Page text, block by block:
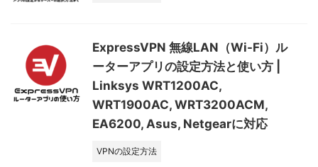
ExpressVPN 無線LAN（Wi-Fi）ル
ーターアプリの設定方法と使い方 |
Linksys WRT1200AC,
WRT1900AC, WRT3200ACM,
EA6200, Asus, Netgearに対応
VPNの設定方法